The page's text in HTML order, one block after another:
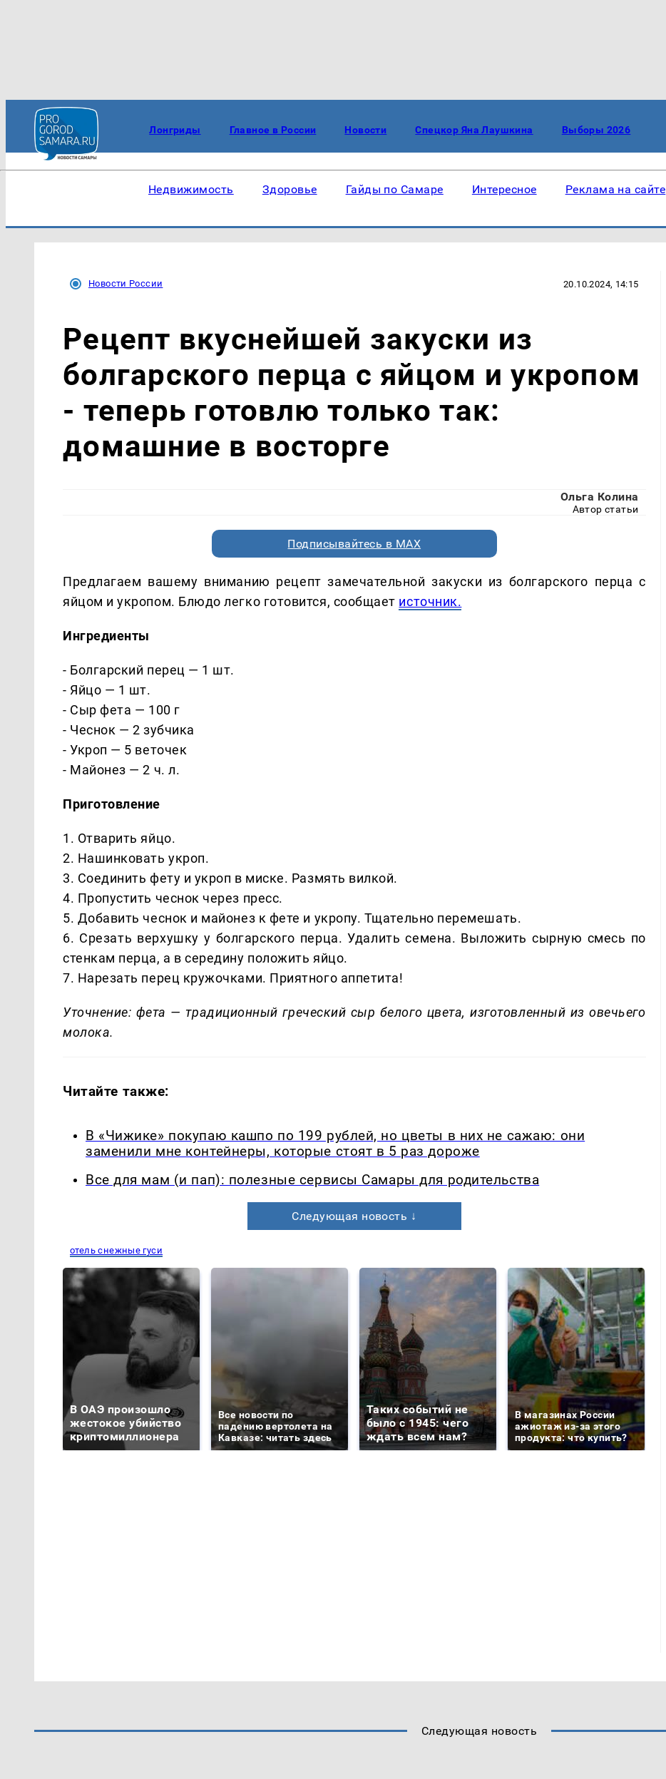
Лонгриды Главное в России Новости Спецкор Яна Лаушкина Выборы 2026
Недвижимость Здоровье Гайды по Самаре Интересное Реклама на сайте
Новости России 20.10.2024, 14:15
Рецепт вкуснейшей закуски из
болгарского перца с яйцом и укропом
- теперь готовлю только так:
домашние в восторге
Ольга Колина
Автор статьи
Подписывайтесь в MAX
Предлагаем вашему вниманию рецепт замечательной закуски из болгарского перца с
яйцом и укропом. Блюдо легко готовится, сообщает источник.
Ингредиенты
- Болгарский перец — 1 шт.
- Яйцо — 1 шт.
- Сыр фета — 100 г
- Чеснок — 2 зубчика
- Укроп — 5 веточек
- Майонез — 2 ч. л.
Приготовление
1. Отварить яйцо.
2. Нашинковать укроп.
3. Соединить фету и укроп в миске. Размять вилкой.
4. Пропустить чеснок через пресс.
5. Добавить чеснок и майонез к фете и укропу. Тщательно перемешать.
6. Срезать верхушку у болгарского перца. Удалить семена. Выложить сырную смесь по
стенкам перца, а в середину положить яйцо.
7. Нарезать перец кружочками. Приятного аппетита!
Уточнение: фета — традиционный греческий сыр белого цвета, изготовленный из овечьего
молока.
Читайте также:
В «Чижике» покупаю кашпо по 199 рублей, но цветы в них не сажаю: они
заменили мне контейнеры, которые стоят в 5 раз дороже
Все для мам (и пап): полезные сервисы Самары для родительства
Следующая новость ↓
отель снежные гуси
В ОАЭ произошло
жестокое убийство
криптомиллионера
Все новости по
падению вертолета на
Кавказе: читать здесь
Таких событий не
было с 1945: чего
ждать всем нам?
В магазинах России
ажиотаж из-за этого
продукта: что купить?
Следующая новость